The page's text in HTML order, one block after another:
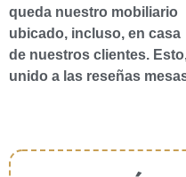
queda nuestro mobiliario
ubicado, incluso, en casa
de nuestros clientes.
unido a las reseñas